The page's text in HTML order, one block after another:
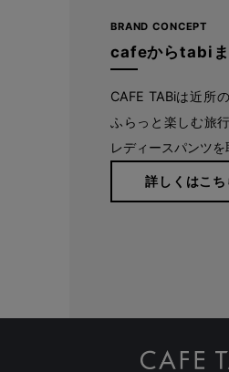
ッタリ。 なめらかな肌触りでシワ
楽々。 デニム特有の色落ちも楽しめ
BRAND CONCEPT
cafeからtabiま
CAFE TABiは近所
ふらっと楽しむ旅
レディースパンツを
詳しくはこち